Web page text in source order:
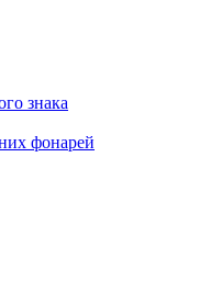
знака
фонарей